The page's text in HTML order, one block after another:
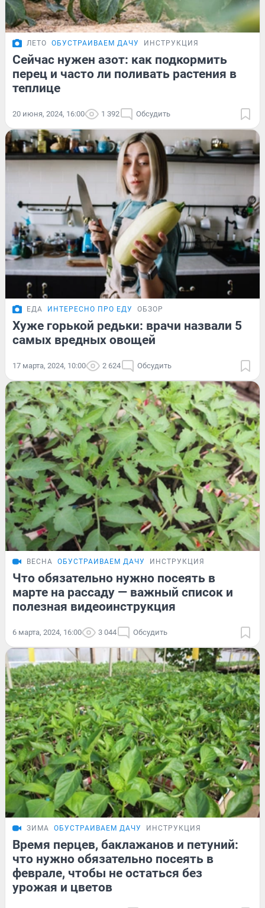
ЛЕТО ОБУСТРАИВАЕМ ДАЧУ ИНСТРУКЦИЯ
Сейчас нужен азот: как подкормить
перец и часто ли поливать растения в
теплице
20 июня, 2024, 16:00 1 392 Обсудить
ЕДА ИНТЕРЕСНО ПРО ЕДУ ОБЗОР
Хуже горькой редьки: врачи назвали 5
самых вредных овощей
17 марта, 2024, 10:00 2 624 Обсудить
ВЕСНА ОБУСТРАИВАЕМ ДАЧУ ИНСТРУКЦИЯ
Что обязательно нужно посеять в
марте на рассаду — важный список и
полезная видеоинструкция
6 марта, 2024, 16:00 3 044 Обсудить
ЗИМА ОБУСТРАИВАЕМ ДАЧУ ИНСТРУКЦИЯ
Время перцев, баклажанов и петуний:
что нужно обязательно посеять в
феврале, чтобы не остаться без
урожая и цветов